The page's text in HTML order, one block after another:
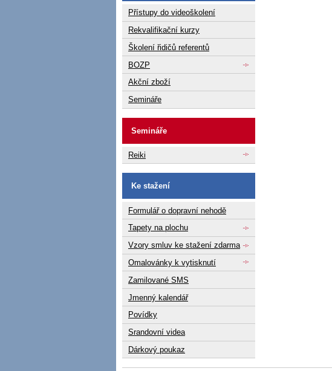
Přístupy do videoškolení
Rekvalifikační kurzy
Školení řidičů referentů
BOZP
Akční zboží
Semináře
Semináře
Reiki
Ke stažení
Formulář o dopravní nehodě
Tapety na plochu
Vzory smluv ke stažení zdarma
Omalovánky k vytisknutí
Zamilované SMS
Jmenný kalendář
Povídky
Srandovní videa
Dárkový poukaz